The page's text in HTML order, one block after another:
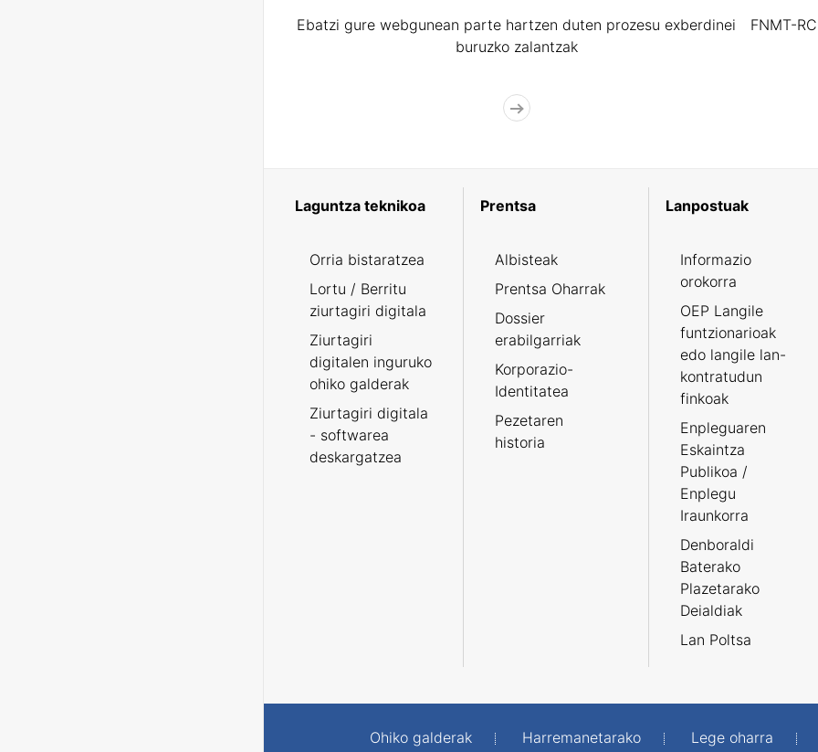
Ebatzi gure webgunean parte hartzen duten prozesu exberdinei
buruzko zalantzak
FNMT-
Laguntza teknikoa
Orria bistaratzea
Lortu / Berritu
ziurtagiri digitala
Ziurtagiri
digitalen inguruko
ohiko galderak
Ziurtagiri digitala
- softwarea
deskargatzea
Prentsa
Albisteak
Prentsa Oharrak
Dossier
erabilgarriak
Korporazio-
Identitatea
Pezetaren
historia
Lanpostuak
Informazio
orokorra
OEP Langile
funtzionarioak
edo langile lan-
kontratudun
finkoak
Enpleguaren
Eskaintza
Publikoa /
Enplegu
Iraunkorra
Denboraldi
Baterako
Plazetarako
Deialdiak
Lan Poltsa
Ohiko galderak Harremanetarako Lege oharra